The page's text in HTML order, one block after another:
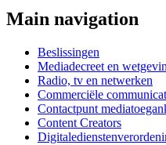
Main navigation
Beslissingen
Mediadecreet en
Radio, tv en netwerken
Commerciële
Contactpunt
Content Creators